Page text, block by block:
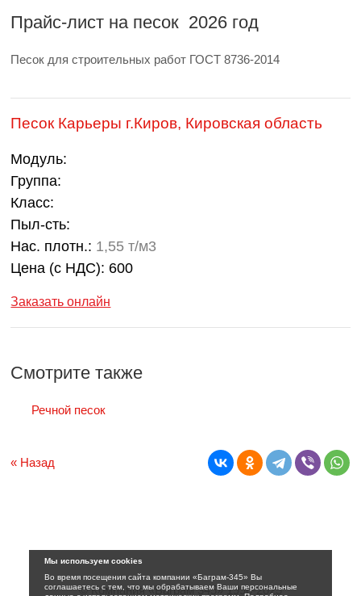
Мы используем cookies
Во время посещения сайта компании «Баграм-345» Вы
соглашаетесь с тем, что мы обрабатываем Ваши персональные
Прайс-лист на песок 2026 год
Песок для строительных работ ГОСТ 8736-2014
Песок Карьеры г.Киров, Кировская область
Модуль:
Группа:
Класс:
Пыл-сть:
Нас. плотн.: 1,55 т/м3
Цена (с НДС): 600
Заказать онлайн
Смотрите также
Речной песок
« Назад
© Компания «Баграм 345» 1996-2025